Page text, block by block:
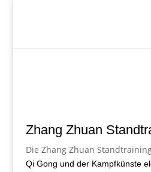
Zhang Zhuan
Die Zhang Zhuan
Qi Gong und der Kampfkünste